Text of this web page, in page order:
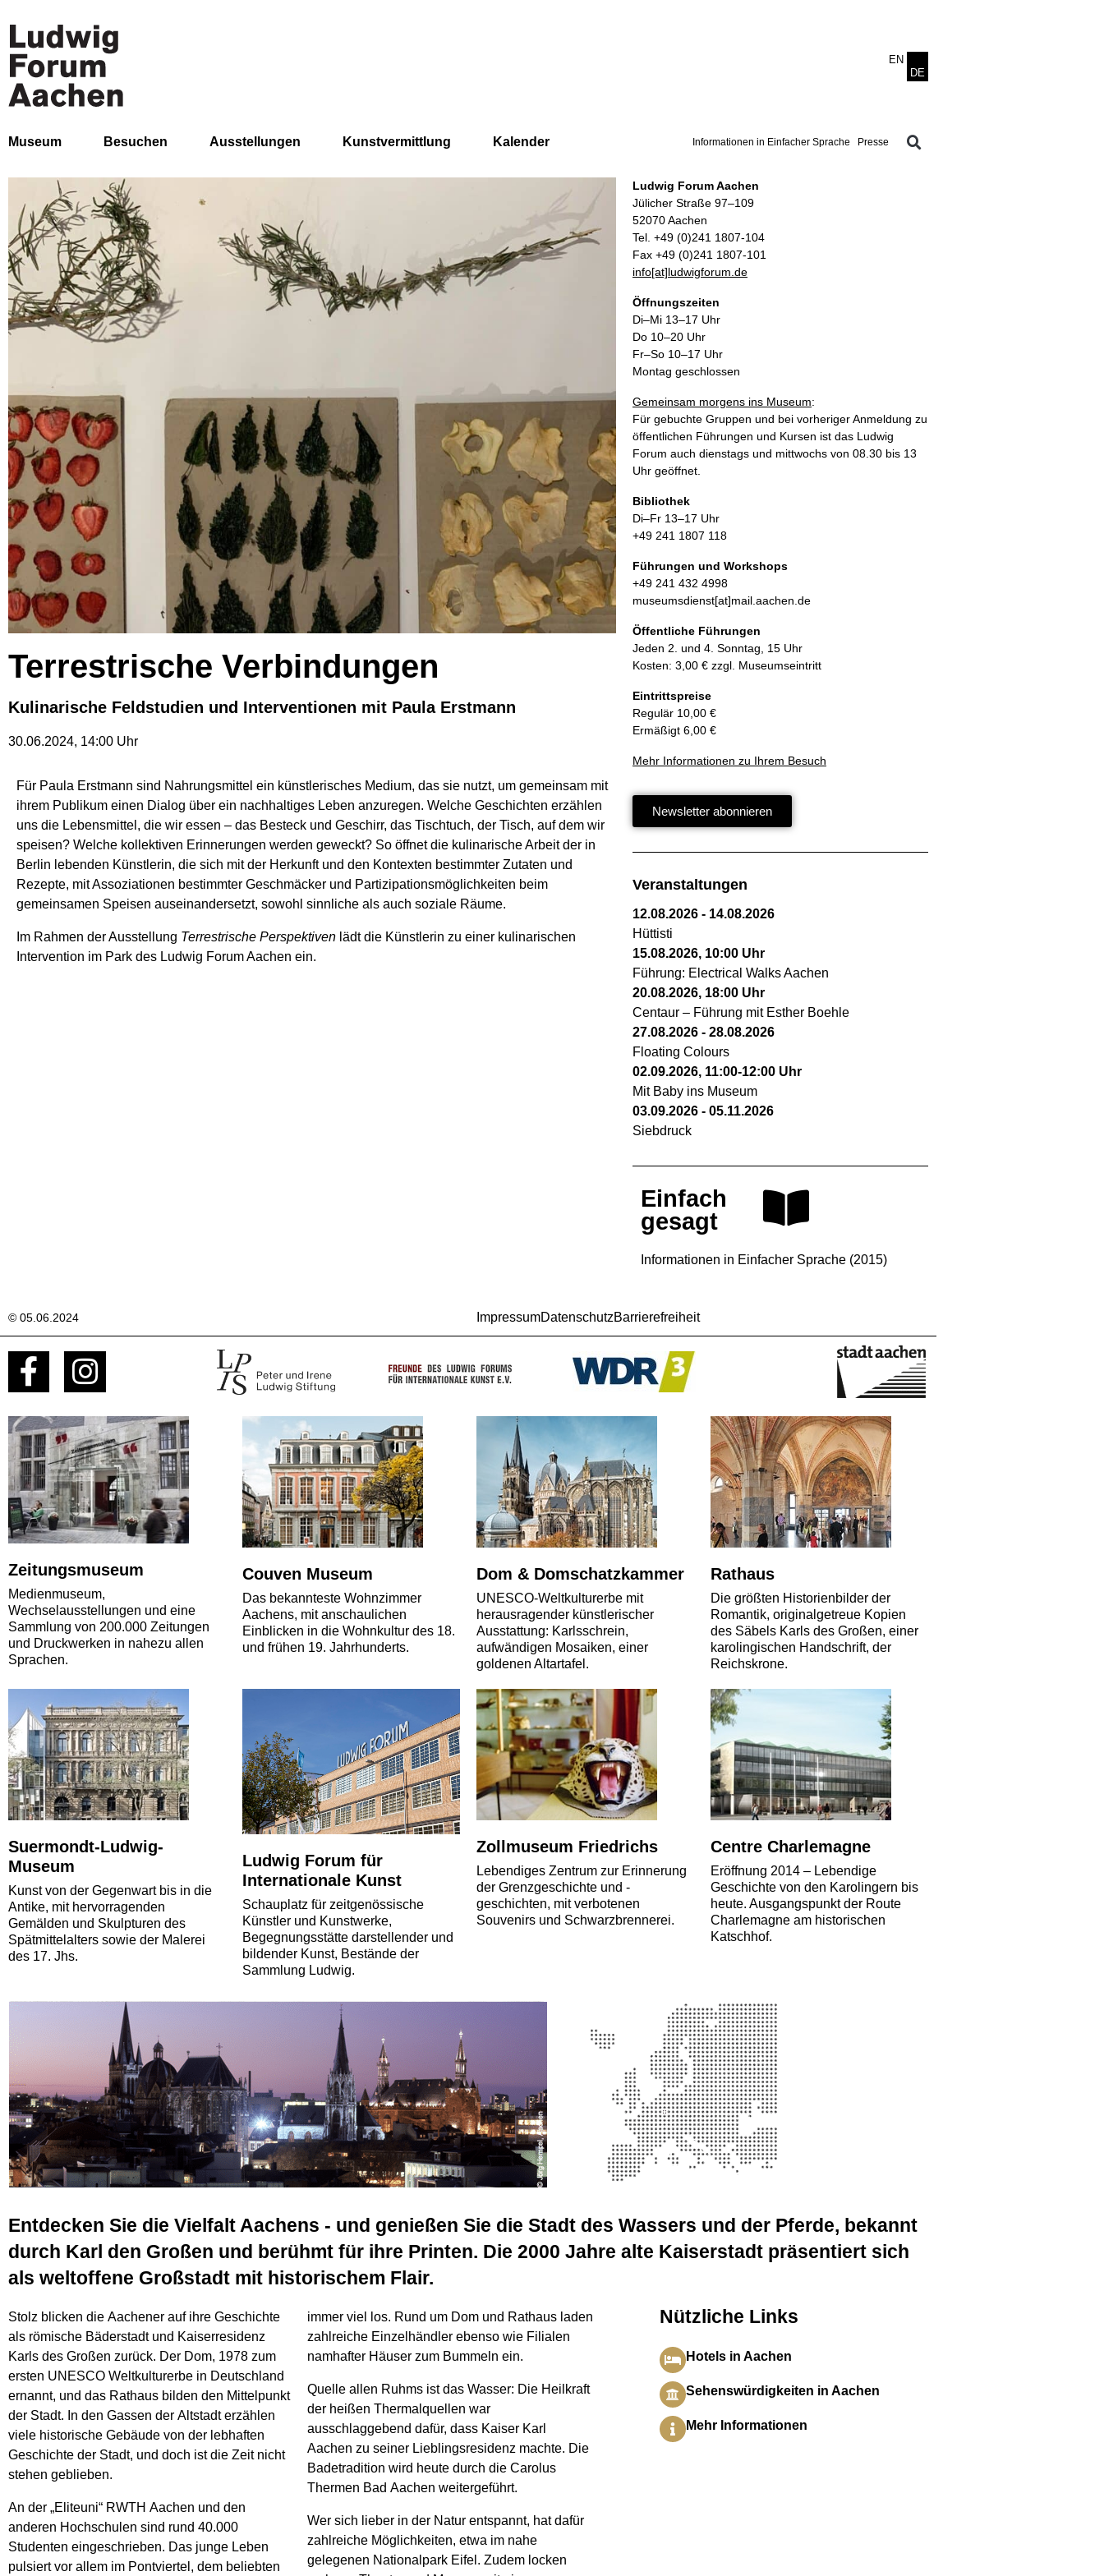
Museum Besuchen Ausstellungen Kunstvermittlung Kalender Informationen in Einfacher Sprache Presse
Terrestrische Verbindungen
Kulinarische Feldstudien und Interventionen mit Paula Erstmann
30.06.2024, 14:00 Uhr
Für Paula Erstmann sind Nahrungsmittel ein künstlerisches Medium, das sie nutzt, um gemeinsam mit
ihrem Publikum einen Dialog über ein nachhaltiges Leben anzuregen. Welche Geschichten erzählen
uns die Lebensmittel, die wir essen – das Besteck und Geschirr, das Tischtuch, der Tisch, auf dem wir
speisen? Welche kollektiven Erinnerungen werden geweckt? So öffnet die kulinarische Arbeit der in
Berlin lebenden Künstlerin, die sich mit der Herkunft und den Kontexten bestimmter Zutaten und
Rezepte, mit Assoziationen bestimmter Geschmäcker und Partizipationsmöglichkeiten beim
gemeinsamen Speisen auseinandersetzt, sowohl sinnliche als auch soziale Räume.
Im Rahmen der Ausstellung Terrestrische Perspektiven lädt die Künstlerin zu einer kulinarischen
Intervention im Park des Ludwig Forum Aachen ein.
Ludwig Forum Aachen
Jülicher Straße 97–109
52070 Aachen
Tel. +49 (0)241 1807-104
Fax +49 (0)241 1807-101
info[at]ludwigforum.de
Öffnungszeiten
Di–Mi 13–17 Uhr
Do 10–20 Uhr
Fr–So 10–17 Uhr
Montag geschlossen
Gemeinsam morgens ins Museum:
Für gebuchte Gruppen und bei vorheriger Anmeldung zu
öffentlichen Führungen und Kursen ist das Ludwig
Forum auch dienstags und mittwochs von 08.30 bis 13
Uhr geöffnet.
Bibliothek
Di–Fr 13–17 Uhr
+49 241 1807 118
Führungen und Workshops
+49 241 432 4998
museumsdienst[at]mail.aachen.de
Öffentliche Führungen
Jeden 2. und 4. Sonntag, 15 Uhr
Kosten: 3,00 € zzgl. Museumseintritt
Eintrittspreise
Regulär 10,00 €
Ermäßigt 6,00 €
Mehr Informationen zu Ihrem Besuch
Newsletter abonnieren
Veranstaltungen
12.08.2026 - 14.08.2026
Hüttisti
15.08.2026, 10:00Uhr
Führung: Electrical Walks Aachen
20.08.2026, 18:00Uhr
Centaur – Führung mit Esther Boehle
27.08.2026 - 28.08.2026
Floating Colours
02.09.2026, 11:00-12:00Uhr
Mit Baby ins Museum
03.09.2026 - 05.11.2026
Siebdruck
Einfach
gesagt
Informationen in Einfacher Sprache (2015)
© 05.06.2024 ImpressumDatenschutzBarrierefreiheit
Zeitungsmuseum
Medienmuseum,
Wechselausstellungen und eine
Sammlung von 200.000 Zeitungen
und Druckwerken in nahezu allen
Sprachen.
Couven Museum
Das bekannteste Wohnzimmer
Aachens, mit anschaulichen
Einblicken in die Wohnkultur des 18.
und frühen 19. Jahrhunderts.
Dom & Domschatzkammer
UNESCO-Weltkulturerbe mit
herausragender künstlerischer
Ausstattung: Karlsschrein,
aufwändigen Mosaiken, einer
goldenen Altartafel.
Rathaus
Die größten Historienbilder der
Romantik, originalgetreue Kopien
des Säbels Karls des Großen, einer
karolingischen Handschrift, der
Reichskrone.
Suermondt-Ludwig-
Museum
Kunst von der Gegenwart bis in die
Antike, mit hervorragenden
Gemälden und Skulpturen des
Spätmittelalters sowie der Malerei
des 17. Jhs.
Ludwig Forum für
Internationale Kunst
Schauplatz für zeitgenössische
Künstler und Kunstwerke,
Begegnungsstätte darstellender und
bildender Kunst, Bestände der
Sammlung Ludwig.
Zollmuseum Friedrichs
Lebendiges Zentrum zur Erinnerung
der Grenzgeschichte und -
geschichten, mit verbotenen
Souvenirs und Schwarzbrennerei.
Centre Charlemagne
Eröffnung 2014 – Lebendige
Geschichte von den Karolingern bis
heute. Ausgangspunkt der Route
Charlemagne am historischen
Katschhof.
Entdecken Sie die Vielfalt Aachens - und genießen Sie die Stadt des Wassers und der Pferde, bekannt
durch Karl den Großen und berühmt für ihre Printen. Die 2000 Jahre alte Kaiserstadt präsentiert sich
als weltoffene Großstadt mit historischem Flair.
Stolz blicken die Aachener auf ihre Geschichte
als römische Bäderstadt und Kaiserresidenz
Karls des Großen zurück. Der Dom, 1978 zum
ersten UNESCO Weltkulturerbe in Deutschland
ernannt, und das Rathaus bilden den Mittelpunkt
der Stadt. In den Gassen der Altstadt erzählen
viele historische Gebäude von der lebhaften
Geschichte der Stadt, und doch ist die Zeit nicht
stehen geblieben.
An der „Eliteuni“ RWTH Aachen und den
anderen Hochschulen sind rund 40.000
Studenten eingeschrieben. Das junge Leben
pulsiert vor allem im Pontviertel, dem beliebten
immer viel los. Rund um Dom und Rathaus laden
zahlreiche Einzelhändler ebenso wie Filialen
namhafter Häuser zum Bummeln ein.
Quelle allen Ruhms ist das Wasser: Die Heilkraft
der heißen Thermalquellen war
ausschlaggebend dafür, dass Kaiser Karl
Aachen zu seiner Lieblingsresidenz machte. Die
Badetradition wird heute durch die Carolus
Thermen Bad Aachen weitergeführt.
Wer sich lieber in der Natur entspannt, hat dafür
zahlreiche Möglichkeiten, etwa im nahe
gelegenen Nationalpark Eifel. Zudem locken
Nützliche Links
Hotels in Aachen
Sehenswürdigkeiten in Aachen
Mehr Informationen